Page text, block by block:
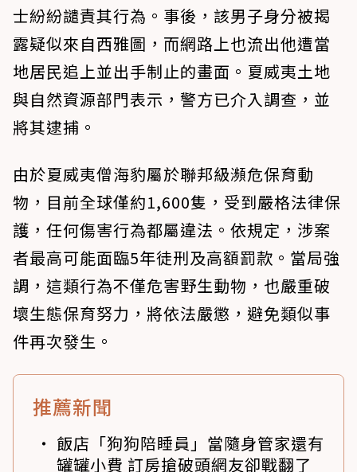
士紛紛譴責其行為。事後，該男子身分被揭
露疑似來自西雅圖，而網路上也流出他遭當
地居民追上並出手制止的畫面。夏威夷土地
與自然資源部門表示，警方已介入調查，並
將其逮捕。
由於夏威夷僧海豹屬於聯邦級瀕危保育動
物，目前全球僅約1,600隻，受到嚴格法律保
護，任何傷害行為都屬違法。依規定，涉案
者最高可能面臨5年徒刑及高額罰款。當局強
調，這類行為不僅危害野生動物，也嚴重破
壞生態保育努力，將依法嚴懲，避免類似事
件再次發生。
推薦新聞
飯店「狗狗陪睡員」當隨身管家還有
罐罐小費 訂房搶破頭網友卻戰翻了